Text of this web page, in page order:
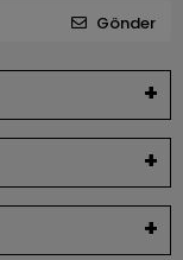
Gönder